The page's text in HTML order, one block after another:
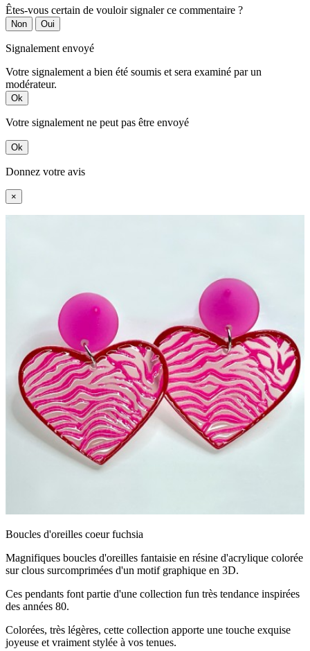
Êtes-vous certain de vouloir signaler ce commentaire ?
Non Oui
Signalement envoyé
Votre signalement a bien été soumis et sera examiné par un
modérateur.
Ok
Votre signalement ne peut pas être envoyé
Ok
Donnez votre avis
×
Boucles d'oreilles coeur fuchsia
Magnifiques boucles d'oreilles fantaisie en résine d'acrylique colorée
sur clous surcomprimées d'un motif graphique en 3D.
Ces pendants font partie d'une collection fun très tendance inspirées
des années 80.
Colorées, très légères, cette collection apporte une touche exquise
joyeuse et vraiment stylée à vos tenues.